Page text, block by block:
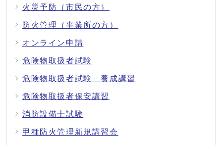
火災予防（市民の方）
防火管理（事業所の方）
オンライン申請
危険物取扱者試験
危険物取扱者試験 養成講習
危険物取扱者保安講習
消防設備士試験
甲種防火管理新規講習会